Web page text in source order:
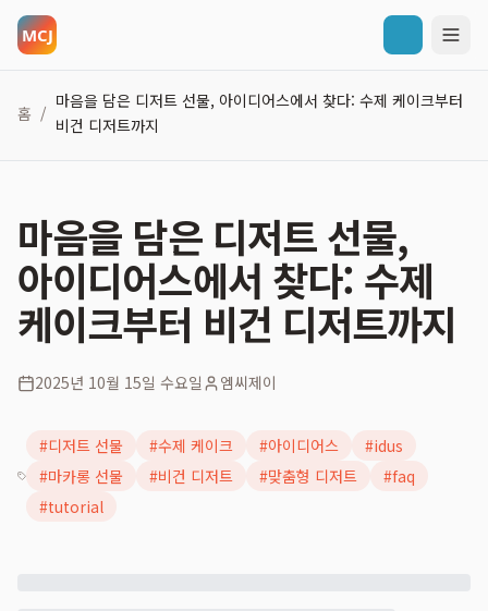
홈 /
마음을 담은 디저트 선물, 아이디어스에서 찾다: 수제 케이크부터
비건 디저트까지
마음을 담은 디저트 선물,
아이디어스에서 찾다: 수제
케이크부터 비건 디저트까지
2025년 10월 15일 수요일 엠씨제이
#디저트 선물 #수제 케이크 #아이디어스 #idus
#마카롱 선물 #비건 디저트 #맞춤형 디저트 #faq
#tutorial